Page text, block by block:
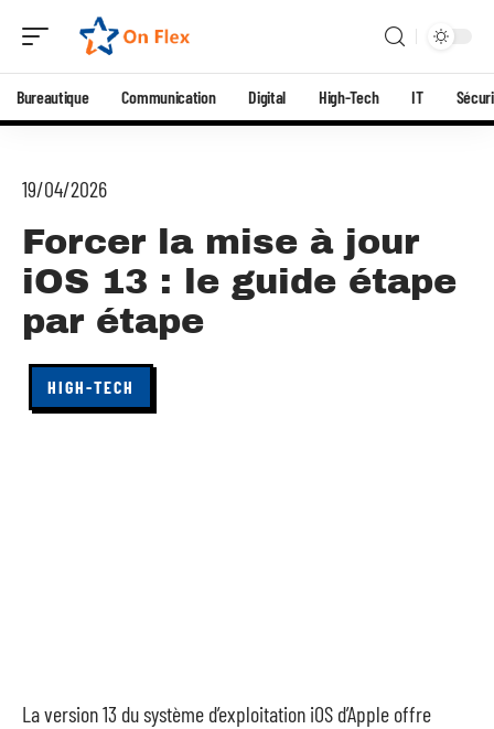
Bureautique Communication Digital High-Tech IT
19/04/2026
Forcer la mise à jour
iOS 13 : le guide étape
par étape
HIGH-TECH
La version 13 du système d’exploitation iOS d’Apple offre